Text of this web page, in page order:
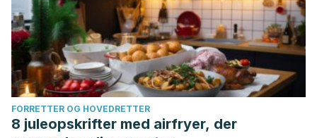
FORRETTER OG HOVEDRETTER
8 juleopskrifter med airfryer, der